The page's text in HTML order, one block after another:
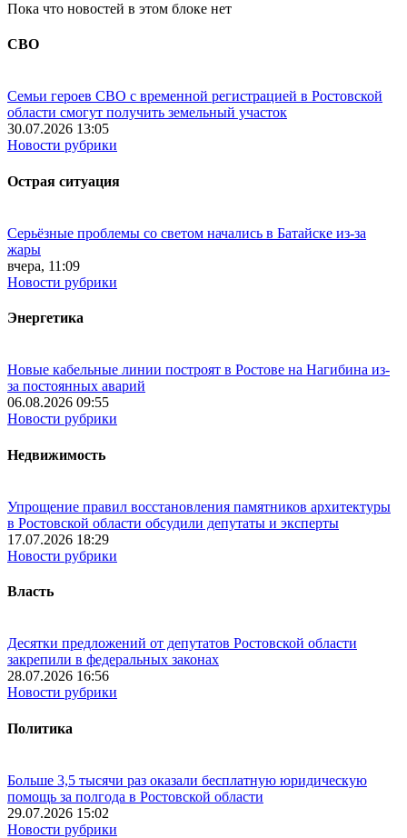
Пока что новостей в этом блоке нет
СВО
Семьи героев СВО с временной регистрацией в Ростовской
области смогут получить земельный участок
30.07.2026 13:05
Новости рубрики
Острая ситуация
Серьёзные проблемы со светом начались в Батайске из-за
жары
вчера, 11:09
Новости рубрики
Энергетика
Новые кабельные линии построят в Ростове на Нагибина из-
за постоянных аварий
06.08.2026 09:55
Новости рубрики
Недвижимость
Упрощение правил восстановления памятников архитектуры
в Ростовской области обсудили депутаты и эксперты
17.07.2026 18:29
Новости рубрики
Власть
Десятки предложений от депутатов Ростовской области
закрепили в федеральных законах
28.07.2026 16:56
Новости рубрики
Политика
Больше 3,5 тысячи раз оказали бесплатную юридическую
помощь за полгода в Ростовской области
29.07.2026 15:02
Новости рубрики